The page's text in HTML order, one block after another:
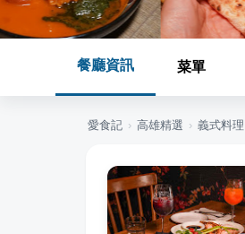
餐廳資訊 菜單
愛食記 › 高雄精選 › 義式料理